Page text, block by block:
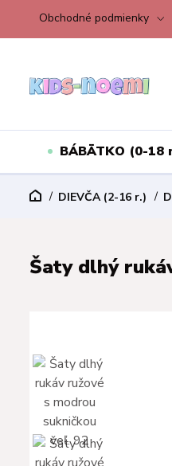
Obchodné podmienky
BÁBÄTKO (0-18
DIEVČA (2-16 r.)
Šaty dlhý